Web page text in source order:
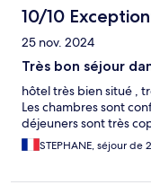
10/10
25 nov. 2024
Très bon séjour
hôtel très bien situé ,
Les chambres sont
déjeuners sont très
STEPHANE, séjour de